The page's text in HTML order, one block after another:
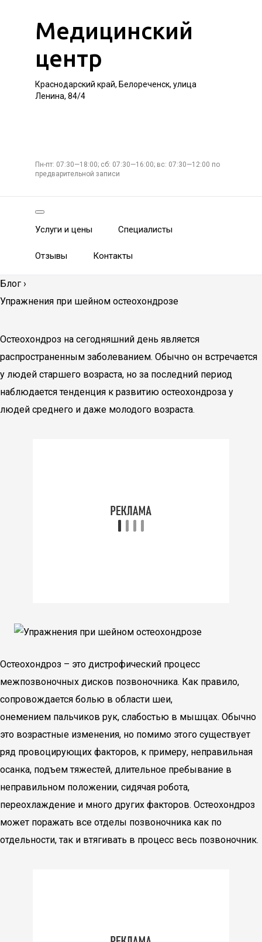
Медицинский
центр
Краснодарский край, Белореченск, улица
Ленина, 84/4
Пн-пт: 07:30—18:00; сб: 07:30—16:00; вс: 07:30—12:00 по
предварительной записи
Услуги и цены Специалисты
Отзывы Контакты
Блог ›
Упражнения при шейном остеохондрозе
Остеохондроз на сегодняшний день является
распространенным заболеванием. Обычно он встречается
у людей старшего возраста, но за последний период
наблюдается тенденция к развитию остеохондроза у
людей среднего и даже молодого возраста.
Остеохондроз – это дистрофический процесс
межпозвоночных дисков позвоночника. Как правило,
сопровождается болью в области шеи,
онемением пальчиков рук, слабостью в мышцах. Обычно
это возрастные изменения, но помимо этого существует
ряд провоцирующих факторов, к примеру, неправильная
осанка, подъем тяжестей, длительное пребывание в
неправильном положении, сидячая робота,
переохлаждение и много других факторов. Остеохондроз
может поражать все отделы позвоночника как по
отдельности, так и втягивать в процесс весь позвоночник.